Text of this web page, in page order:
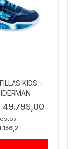
KIDS -
49.799,00